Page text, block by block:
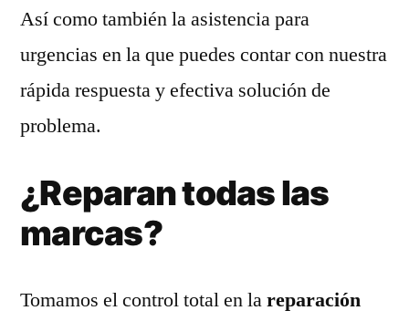
Así como también la asistencia para
urgencias en la que puedes contar con nuestra
rápida respuesta y efectiva solución de
problema.
¿Reparan todas las
marcas?
Tomamos el control total en lareparación